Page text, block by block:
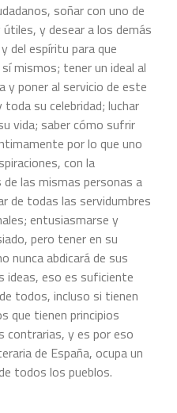
soñar con uno de
y desear a los demás
del espíritu para que
mismos; tener un ideal al
y poner al servicio de este
su celebridad; luchar
vida; saber cómo sufrir
por lo que uno
con la
las mismas personas a
de todas las servidumbres
entusiasmarse y
pero tener en su
nunca abdicará de sus
ideas, eso es suficiente
todos, incluso si tienen
que tienen principios
y es por eso
de España, ocupa un
todos los pueblos.